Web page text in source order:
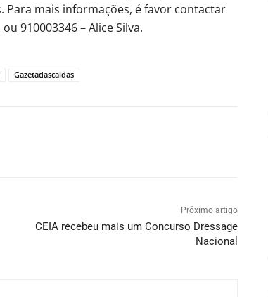
mais informações, é favor contactar
910003346 – Alice Silva.
Gazetadascaldas
Próximo artigo
CEIA recebeu mais um Concurso Dressage
Nacional